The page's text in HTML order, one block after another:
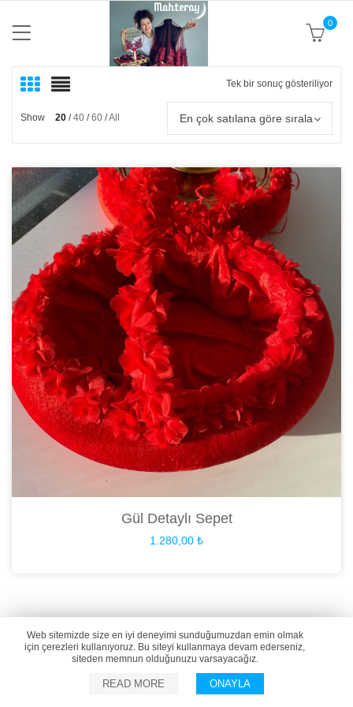
0
Tek bir sonuç gösteriliyor
Show 20 40 60 All En çok satılana göre sırala
Gül Detaylı Sepet
1.280,00 ₺
Web sitemizde size en iyi deneyimi sunduğumuzdan emin olmak
için çerezleri kullanıyoruz. Bu siteyi kullanmaya devam ederseniz,
siteden memnun olduğunuzu varsayacağız.
READ MORE ONAYLA